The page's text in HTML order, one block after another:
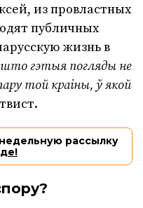
из провластных
публичных
жизнь в
гэтыя погляды не
той краіны, ў якой
рассылку